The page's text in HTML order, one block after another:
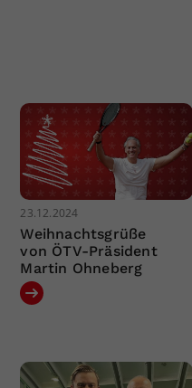
23.12.2024
Weihnachtsgrüße
von ÖTV-Präsident
Martin Ohneberg